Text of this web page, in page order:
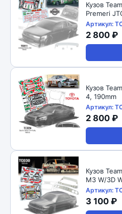
Кузов
Premeri
Артикул:
2 800 ₽
Кузов
4, 190mm
Артикул:
2 800 ₽
Кузов
M3 W/3D
Артикул:
3 100 ₽